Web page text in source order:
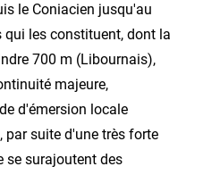
le Coniacien jusqu'au
les constituent, dont la
700 m (Libournais),
majeure,
d'émersion locale
par suite d'une très forte
se surajoutent des